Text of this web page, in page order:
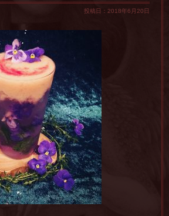
投稿日：2018年6月20日